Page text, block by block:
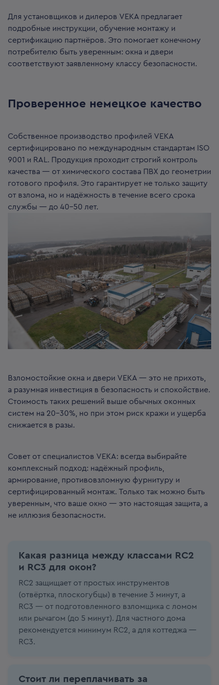
Для установщиков и дилеров VEKA предлагает
подробные инструкции, обучение монтажу и
сертификацию партнёров. Это помогает конечному
потребителю быть уверенным: окна и двери
соответствуют заявленному классу безопасности.
Проверенное немецкое качество
Собственное производство профилей VEKA
сертифицировано по международным стандартам ISO
9001 и RAL. Продукция проходит строгий контроль
качества — от химического состава ПВХ до геометрии
готового профиля. Это гарантирует не только защиту
от взлома, но и надёжность в течение всего срока
службы — до 40–50 лет.
Взломостойкие окна и двери VEKA — это не прихоть,
а разумная инвестиция в безопасность и спокойствие.
Стоимость таких решений выше обычных оконных
систем на 20–30%, но при этом риск кражи и ущерба
снижается в разы.
Совет от специалистов VEKA: всегда выбирайте
комплексный подход: надёжный профиль,
армирование, противовзломную фурнитуру и
сертифицированный монтаж. Только так можно быть
уверенным, что ваше окно — это настоящая защита, а
не иллюзия безопасности.
Какая разница между классами RC2
и RC3 для окон?
RC2 защищает от простых инструментов
(отвёртка, плоскогубцы) в течение 3 минут, а
RC3 — от подготовленного взломщика с ломом
или рычагом (до 5 минут). Для частного дома
рекомендуется минимум RC2, а для коттеджа —
RC3.
Стоит ли переплачивать за